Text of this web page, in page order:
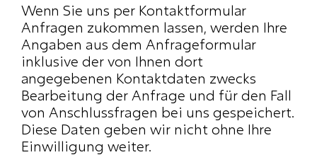
Wenn Sie uns per Kontaktformular
Anfragen zukommen lassen, werden Ihre
Angaben aus dem Anfrageformular
inklusive der von Ihnen dort
angegebenen Kontaktdaten zwecks
Bearbeitung der Anfrage und für den Fall
von Anschlussfragen bei uns gespeichert.
Diese Daten geben wir nicht ohne Ihre
Einwilligung weiter.